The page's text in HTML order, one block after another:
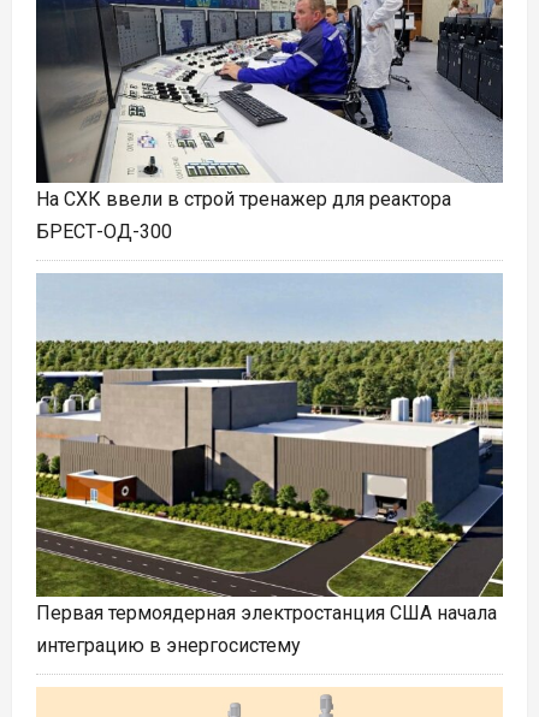
На СХК ввели в строй тренажер для реактора
БРЕСТ-ОД-300
Первая термоядерная электростанция США начала
интеграцию в энергосистему